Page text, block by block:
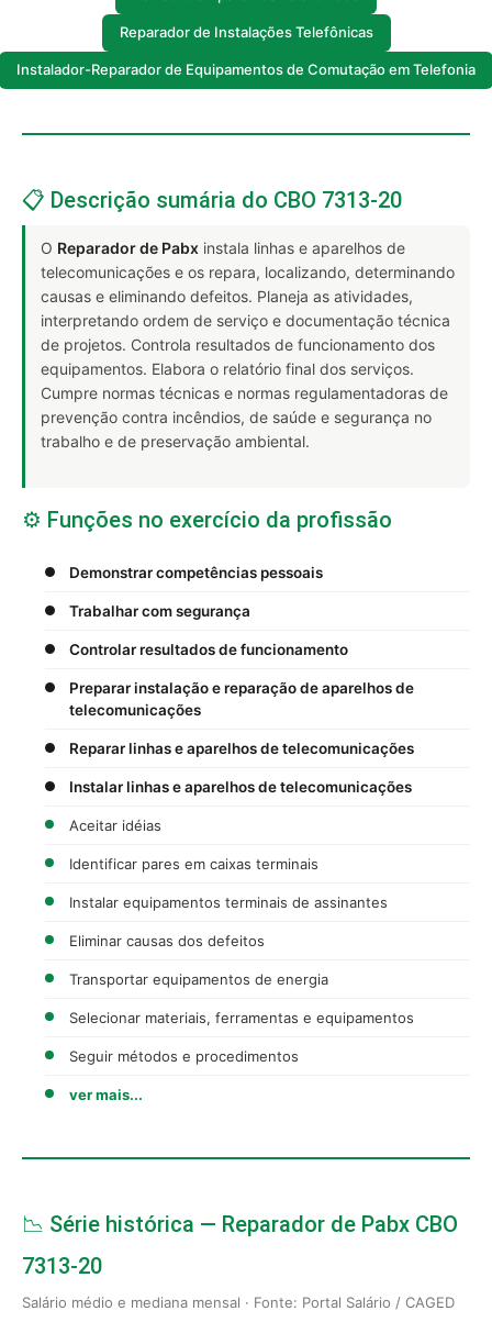
Reparador de Instalações Telefônicas
Instalador-Reparador de Equipamentos de Comutação em Telefonia
📋 Descrição sumária do CBO 7313-20
O Reparador de Pabx instala linhas e aparelhos de
telecomunicações e os repara, localizando, determinando
causas e eliminando defeitos. Planeja as atividades,
interpretando ordem de serviço e documentação técnica
de projetos. Controla resultados de funcionamento dos
equipamentos. Elabora o relatório final dos serviços.
Cumpre normas técnicas e normas regulamentadoras de
prevenção contra incêndios, de saúde e segurança no
trabalho e de preservação ambiental.
⚙️ Funções no exercício da profissão
Demonstrar competências pessoais
Trabalhar com segurança
Controlar resultados de funcionamento
Preparar instalação e reparação de aparelhos de
telecomunicações
Reparar linhas e aparelhos de telecomunicações
Instalar linhas e aparelhos de telecomunicações
Aceitar idéias
Identificar pares em caixas terminais
Instalar equipamentos terminais de assinantes
Eliminar causas dos defeitos
Transportar equipamentos de energia
Selecionar materiais, ferramentas e equipamentos
Seguir métodos e procedimentos
ver mais...
📉 Série histórica — Reparador de Pabx CBO
7313-20
Salário médio e mediana mensal · Fonte: Portal Salário / CAGED